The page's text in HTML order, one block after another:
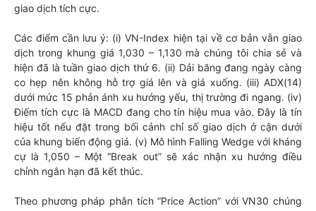
giao dịch tích cực.
Các điểm cần lưu ý: (i) VN-Index hiện tại về cơ bản vẫn giao
dịch trong khung giá 1,030 – 1,130 mà chúng tôi chia sẻ và
hiện đã là tuần giao dịch thứ 6. (ii) Dải băng đang ngày càng
co hẹp nên không hỗ trợ giá lên và giá xuống. (iii) ADX(14)
dưới mức 15 phản ánh xu hướng yếu, thị trường đi ngang. (iv)
Điếm tích cực là MACD đang cho tín hiệu mua vào. Đây là tín
hiệu tốt nếu đặt trong bối cảnh chỉ số giao dịch ở cận dưới
của khung biến động giá. (v) Mô hình Falling Wedge với kháng
cự là 1,050 – Một “Break out” sẽ xác nhận xu hướng điều
chỉnh ngắn hạn đã kết thúc.
Theo phương pháp phân tích “Price Action” với VN30 chúng